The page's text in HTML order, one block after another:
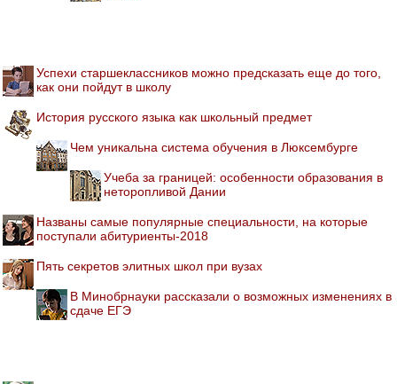
Успехи старшеклассников можно предсказать еще до того,
как они пойдут в школу
История русского языка как школьный предмет
Чем уникальна система обучения в Люксембурге
Учеба за границей: особенности образования в
неторопливой Дании
Названы самые популярные специальности, на которые
поступали абитуриенты-2018
Пять секретов элитных школ при вузах
В Минобрнауки рассказали о возможных изменениях в
сдаче ЕГЭ